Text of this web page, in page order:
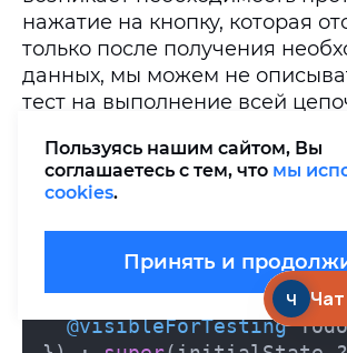
нажатие на кнопку, которая
только после получения
данных, мы можем не
тест на выполнение всей
можем описать маленький
покроет нужный кусочек
другом тесте создать
укажем необходимый
TodoProvider(
this._todoRepository, {
@visibleForTesting
Пользуясь нашим сайтом, Вы
соглашаетесь с тем, что мы
cookies.
Принять и